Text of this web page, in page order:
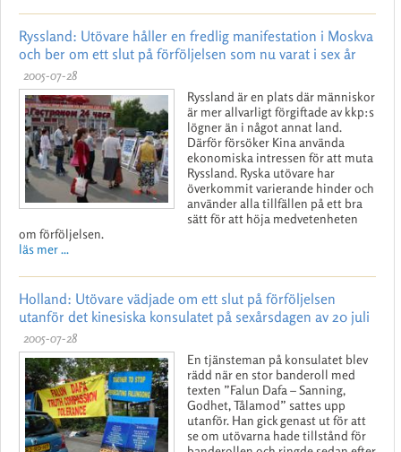
Ryssland: Utövare håller en fredlig manifestation i Moskva
och ber om ett slut på förföljelsen som nu varat i sex år
2005-07-28
Ryssland är en plats där människor
är mer allvarligt förgiftade av kkp:s
lögner än i något annat land.
Därför försöker Kina använda
ekonomiska intressen för att muta
Ryssland. Ryska utövare har
överkommit varierande hinder och
använder alla tillfällen på ett bra
sätt för att höja medvetenheten
om förföljelsen.
läs mer ...
Holland: Utövare vädjade om ett slut på förföljelsen
utanför det kinesiska konsulatet på sexårsdagen av 20 juli
2005-07-28
En tjänsteman på konsulatet blev
rädd när en stor banderoll med
texten ”Falun Dafa – Sanning,
Godhet, Tålamod” sattes upp
utanför. Han gick genast ut för att
se om utövarna hade tillstånd för